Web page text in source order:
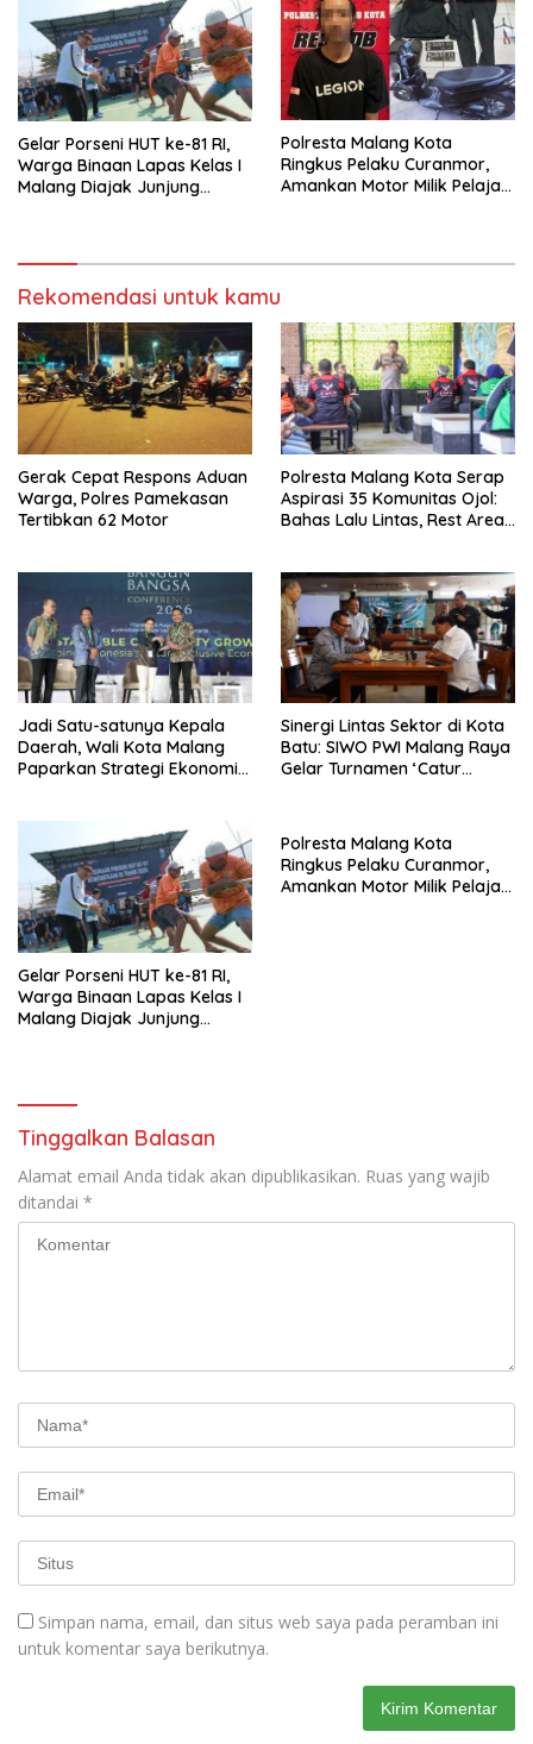
Gelar Porseni HUT ke-81 RI,
Warga Binaan Lapas Kelas I
Malang Diajak Junjung
Polresta Malang Kota
Ringkus Pelaku Curanmor,
Amankan Motor Milik Pelajar
Rekomendasi untuk kamu
Gerak Cepat Respons Aduan
Warga, Polres Pamekasan
Tertibkan 62 Motor
Polresta Malang Kota Serap
Aspirasi 35 Komunitas Ojol:
Bahas Lalu Lintas, Rest Area,
Jadi Satu-satunya Kepala
Daerah, Wali Kota Malang
Paparkan Strategi Ekonomi
Sinergi Lintas Sektor di Kota
Batu: SIWO PWI Malang Raya
Gelar Turnamen ‘Catur
Gelar Porseni HUT ke-81 RI,
Warga Binaan Lapas Kelas I
Malang Diajak Junjung
Polresta Malang Kota
Ringkus Pelaku Curanmor,
Amankan Motor Milik Pelajar
Tinggalkan Balasan
Alamat email Anda tidak akan dipublikasikan. Ruas yang wajib
ditandai *
Simpan nama, email, dan situs web saya pada peramban ini
untuk komentar saya berikutnya.